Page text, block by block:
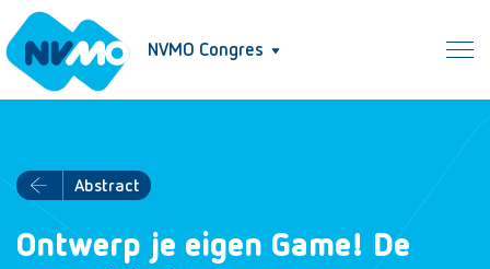
NVMO Congres
Abstract
Ontwerp je eigen Game! De